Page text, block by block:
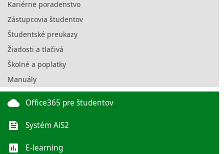
Kariérne poradenstvo
Zástupcovia študentov
Študentské preukazy
Žiadosti a tlačivá
Školné a poplatky
Manuály
cloud Office365 pre študentov
feed Systém AiS2
poll E-learning